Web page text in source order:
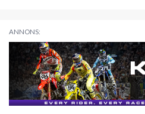
ANNONS: